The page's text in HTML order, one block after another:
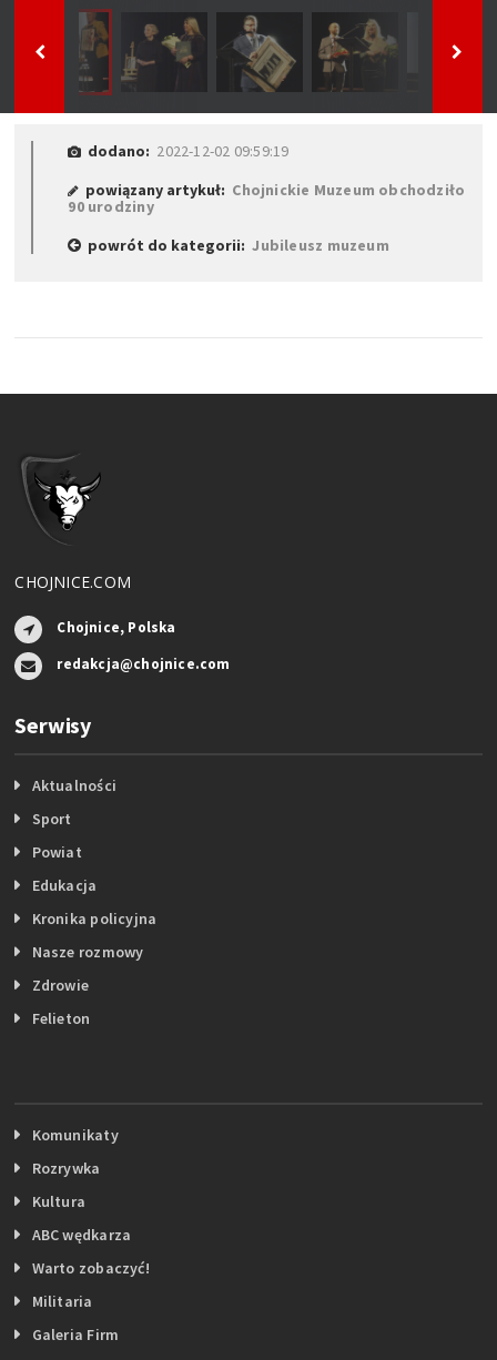
dodano: 2022-12-02 09:59:19
powiązany artykuł: Chojnickie Muzeum obchodziło
90 urodziny
powrót do kategorii:Jubileusz muzeum
CHOJNICE.COM
Chojnice, Polska
redakcja@chojnice.com
Serwisy
Aktualności
Sport
Powiat
Edukacja
Kronika policyjna
Nasze rozmowy
Zdrowie
Felieton
Komunikaty
Rozrywka
Kultura
ABC wędkarza
Warto zobaczyć!
Militaria
Galeria Firm